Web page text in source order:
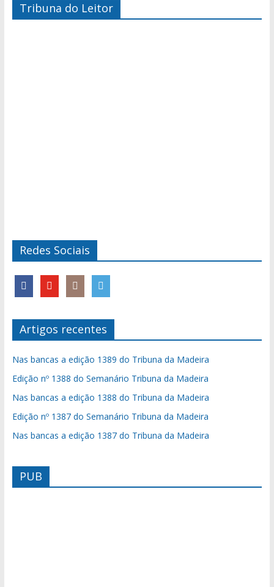
Tribuna do Leitor
Redes Sociais
Artigos recentes
Nas bancas a edição 1389 do Tribuna da Madeira
Edição nº 1388 do Semanário Tribuna da Madeira
Nas bancas a edição 1388 do Tribuna da Madeira
Edição nº 1387 do Semanário Tribuna da Madeira
Nas bancas a edição 1387 do Tribuna da Madeira
PUB